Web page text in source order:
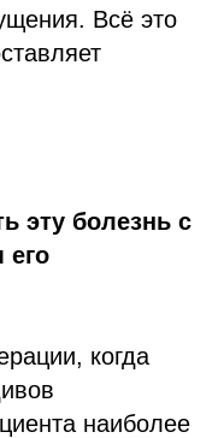
Всё это
эту болезнь с
когда
наиболее